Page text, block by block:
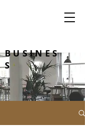
BUSINES
S